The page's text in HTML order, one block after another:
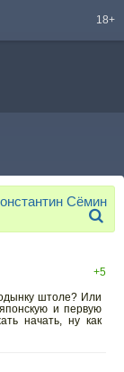
18+
Сёмин
+5
штоле? Или
и первую
начать, ну как